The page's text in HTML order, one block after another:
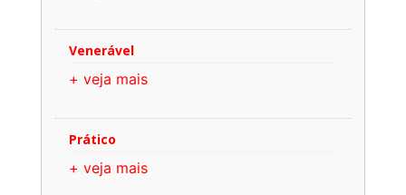
Venerável
+ veja mais
Prático
+ veja mais